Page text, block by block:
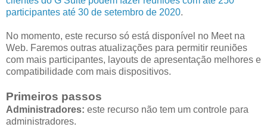
participantes até 30 de setembro de 2020.
No momento, este recurso só está disponível no Meet na
Web. Faremos outras atualizações para permitir reuniões
com mais participantes, layouts de apresentação melhores e
compatibilidade com mais dispositivos.
Primeiros passos
Administradores: este recurso não tem um controle para
administradores.